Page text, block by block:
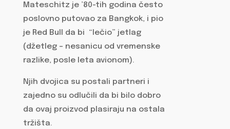
Mateschitz je ’80-tih godina često
poslovno putovao za Bangkok, i pio
je Red Bull da bi “lečio” jetlag
(džetleg – nesanicu od vremenske
razlike, posle leta avionom).
Njih dvojica su postali partneri i
zajedno su odlučili da bi bilo dobro
da ovaj proizvod plasiraju na ostala
tržišta.